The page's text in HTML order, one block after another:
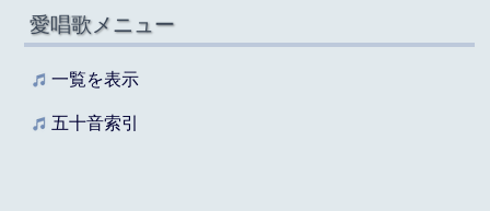
愛唱歌メニュー
一覧を表示
五十音索引